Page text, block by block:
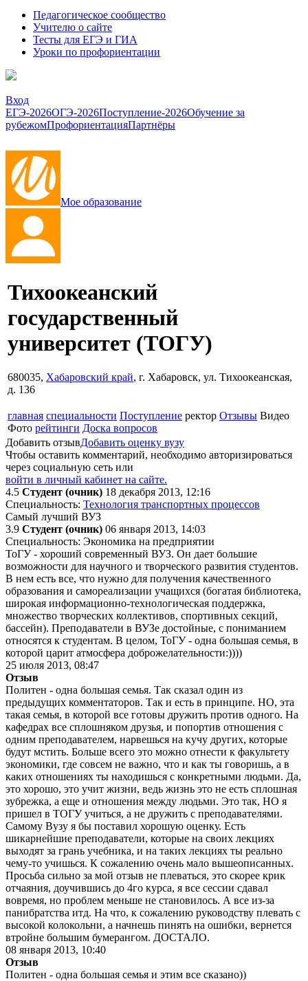
Педагогическое сообщество
Учителю о сайте
Тесты для ЕГЭ и ГИА
Уроки по профориентации
Вход
ЕГЭ-2026ОГЭ-2026Поступление-2026Обучение за
рубежомПрофориентацияПартнёры
Мое образование
Тихоокеанский
государственный
университет (ТОГУ)
680035, Хабаровский край, г. Хабаровск, ул. Тихоокеанская,
д. 136
главная специальности Поступление ректор Отзывы Видео
Фото рейтинги Доска вопросов
Добавить отзывДобавить оценку вузу
Чтобы оставить комментарий, необходимо авторизироваться
через социальную сеть или
войти в личный кабинет на сайте.
4.5 Студент (очник) 18 декабря 2013, 12:16
Специальность: Технология транспортных процессов
Самый лучший ВУЗ
3.9 Студент (очник) 06 января 2013, 14:03
Специальность: Экономика на предприятии
ТоГУ - хороший современный ВУЗ. Он дает большие
возможности для научного и творческого развития студентов.
В нем есть все, что нужно для получения качественного
образования и самореализации учащихся (богатая библиотека,
широкая информационно-технологическая поддержка,
множество творческих коллективов, спортивных секций,
бассейн). Преподаватели в ВУЗе достойные, с пониманием
относятся к студентам. В целом, ТоГУ - одна большая семья, в
которой царит атмосфера доброжелательности:))))
25 июля 2013, 08:47
Отзыв
Политен - одна большая семья. Так сказал один из
предыдущих комментаторов. Так и есть в принципе. НО, эта
такая семья, в которой все готовы дружить против одного. На
кафедрах все сплошняком друзья, и попортив отношения с
одним преподавателем, нарвешься на кучу других, которые
будут мстить. Больше всего это можно отнести к факультету
экономики, где совсем не важно, что и как ты говоришь, а в
каких отношениях ты находишься с конкретными людьми. Да,
это хорошо, это учит жизни, ведь жизнь это не есть сплошная
зубрежка, а еще и отношения между людьми. Это так, НО я
пришел в ТОГУ учиться, а не дружить с преподавателями.
Самому Вузу я бы поставил хорошую оценку. Есть
шикарнейшие преподаватели, которые на своих лекциях
выходят за грань учебника, и на таких лекциях ты реально
чему-то учишься. К сожалению очень мало вышеописанных.
Просьба сильно за мой отзыв не плеваться, это скорее крик
отчаяния, доучившись до 4го курса, я все сессии сдавал
вовремя, но проблем меньше не становилось. А все из-за
панибратства итд. На что, к сожалению руководству плевать с
высокой колокольни, а начнешь пинять на ошибки, вернется
втройне большим бумерангом. ДОСТАЛО.
08 января 2013, 10:40
Отзыв
Политен - одна большая семья и этим все сказано))